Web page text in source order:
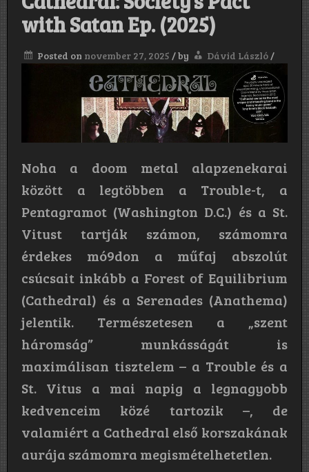
with Satan Ep. (2025)
Posted on november 27, 2025 /by Dávid László/
Noha a doom metal alapzenekarai
között a legtöbben a Trouble-t, a
Pentagramot (Washington D.C.) és a St.
Vitust tartják számon, számomra
érdekes mó9don a műfaj abszolút
csúcsait inkább a Forest of Equilibrium
(Cathedral) és a Serenades (Anathema)
jelentik. Természetesen a „szent
háromság” munkásságát is
maximálisan tisztelem – a Trouble és a
St. Vitus a mai napig a legnagyobb
kedvenceim közé tartozik –, de
valamiért a Cathedral első korszakának
aurája számomra megismételhetetlen.